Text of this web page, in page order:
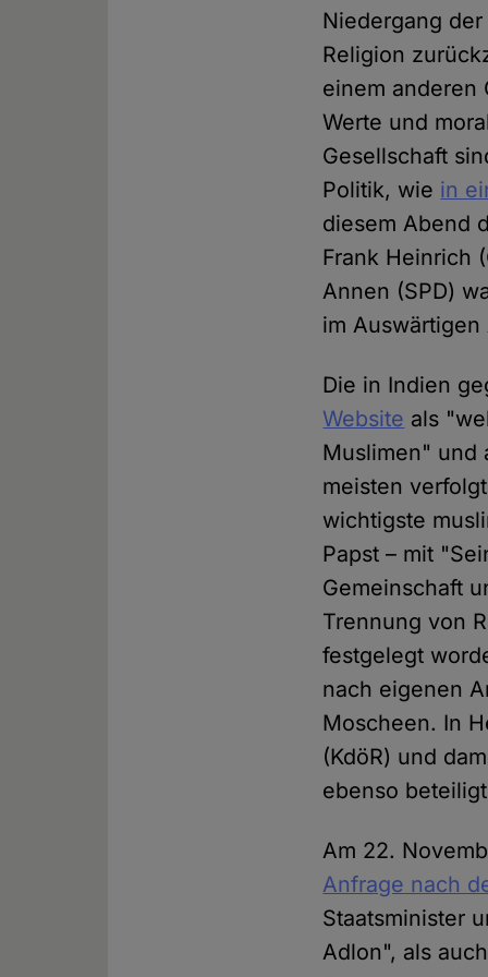
Niedergang
Religion
einem anderen
Werte und
Gesellschaft
Politik, wie in
diesem Abend
Frank Heinrich
Annen (SPD)
im Auswärtigen
Die in Indien
Website als
Muslimen" und
meisten
wichtigste
Papst – mit
Gemeinschaft
Trennung von
festgelegt
nach eigenen
Moscheen. In
(KdöR) und
ebenso
Am 22.
Anfrage nach
Staatsminister
Adlon", als